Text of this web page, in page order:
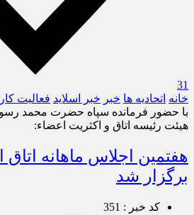
31
خانه اتحادیه ها خبر خبر اسلايد فعالیت
با حضور فرمانده سپاه حضرت محمد
هیئت رئیسه اتاق و اکثریت اعضاء:
هفتمين اجلاس ماهانه
برگزار شد
کد خبر : 351